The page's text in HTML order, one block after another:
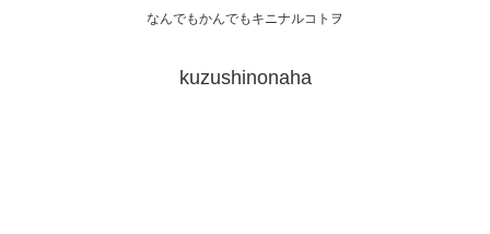
なんでもかんでもキニナルコトヲ
kuzushinonaha